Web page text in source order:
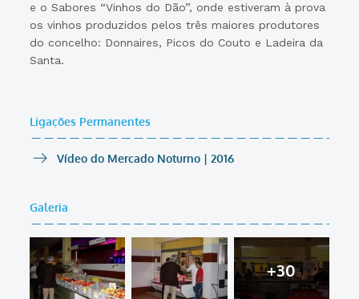
e o Sabores “Vinhos do Dão”, onde estiveram à prova
os vinhos produzidos pelos três maiores produtores
do concelho: Donnaires, Picos do Couto e Ladeira da
Santa.
Ligações Permanentes
Vídeo do Mercado Noturno | 2016
Galeria
+30